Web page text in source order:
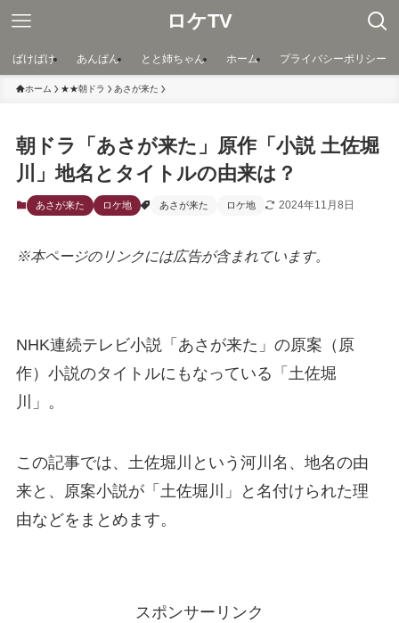
ロケTV
ばけばけ あんぱん とと姉ちゃん ホーム プライバシーポリシー
ホーム ★★朝ドラ あさが来た
朝ドラ「あさが来た」原作「小説 土佐堀
川」地名とタイトルの由来は？
あさが来た ロケ地 あさが来た ロケ地 2024年11月8日
※本ページのリンクには広告が含まれています。
NHK連続テレビ小説「あさが来た」の原案（原
作）小説のタイトルにもなっている「土佐堀
川」。
この記事では、土佐堀川という河川名、地名の由
来と、原案小説が「土佐堀川」と名付けられた理
由などをまとめます。
スポンサーリンク